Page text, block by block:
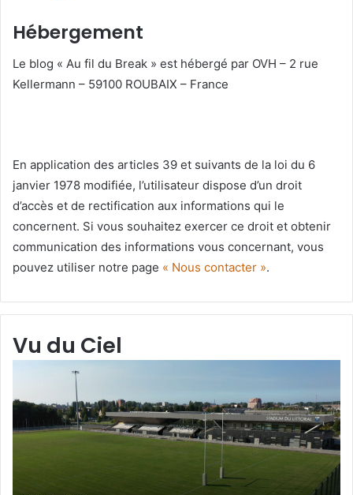
Hébergement
Le blog « Au fil du Break » est hébergé par OVH – 2 rue
Kellermann – 59100 ROUBAIX – France
En application des articles 39 et suivants de la loi du 6
janvier 1978 modifiée, l’utilisateur dispose d’un droit
d’accès et de rectification aux informations qui le
concernent. Si vous souhaitez exercer ce droit et obtenir
communication des informations vous concernant, vous
pouvez utiliser notre page « Nous contacter ».
Vu du Ciel
«
du
«
du